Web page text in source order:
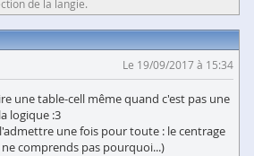
de la langie.
Le 19/09/2017 à 15:34
une table-cell même quand c'est pas une
logique :3
une fois pour toute : le centrage
comprends pas pourquoi...)